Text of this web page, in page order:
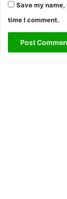
Save my
time I comment.